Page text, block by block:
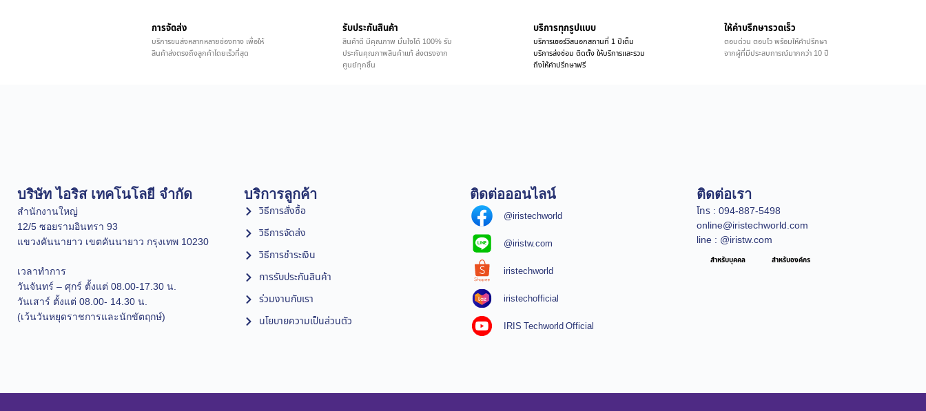
การจัดส่ง
บริการขนส่งหลากหลายช่องทาง เพื่อให้
สินค้าส่งตรงถึงลูกค้าโดยเร็วที่สุด
รับประกันสินค้า
สินค้าดี มีคุณภาพ มั่นใจได้ 100% รับ
ประกันคุณภาพสินค้าแท้ ส่งตรงจาก
ศูนย์ทุกชิ้น
บริการทุกรูปแบบ
บริการเซอร์วิสนอกสถานที่ 1 ปีเต็ม
บริการส่งซ่อม ติดตั้ง ให้บริการและรวม
ถึงให้คำปรึกษาฟรี
ให้คำบรึกษารวดเร็ว
ตอบด่วน ตอบไว พร้อมให้คำปรึกษา
จากผู้ที่มีประสบการณ์มากกว่า 10 ปี
บริษัท ไอริส เทคโนโลยี จำกัด
สำนักงานใหญ่
12/5 ซอยรามอินทรา 93
แขวงคันนายาว เขตคันนายาว กรุงเทพ 10230
เวลาทำการ
วันจันทร์ – ศุกร์ ตั้งแต่ 08.00-17.30 น.
วันเสาร์ ตั้งแต่ 08.00- 14.30 น.
(เว้นวันหยุดราชการและนักขัตฤกษ์)
บริการลูกค้า
วิธีการสั่งซื้อ
วิธีการจัดส่ง
วิธีการชำระเงิน
การรับประกันสินค้า
ร่วมงานกับเรา
นโยบายความเป็นส่วนตัว
ติดต่อออนไลน์
@iristechworld
@iristw.com
iristechworld
iristechofficial
IRIS Techworld Official
ติดต่อเรา
โทร : 094-887-5498
online@iristechworld.com
line : @iristw.com
สำหรับบุคคล สำหรับองค์กร